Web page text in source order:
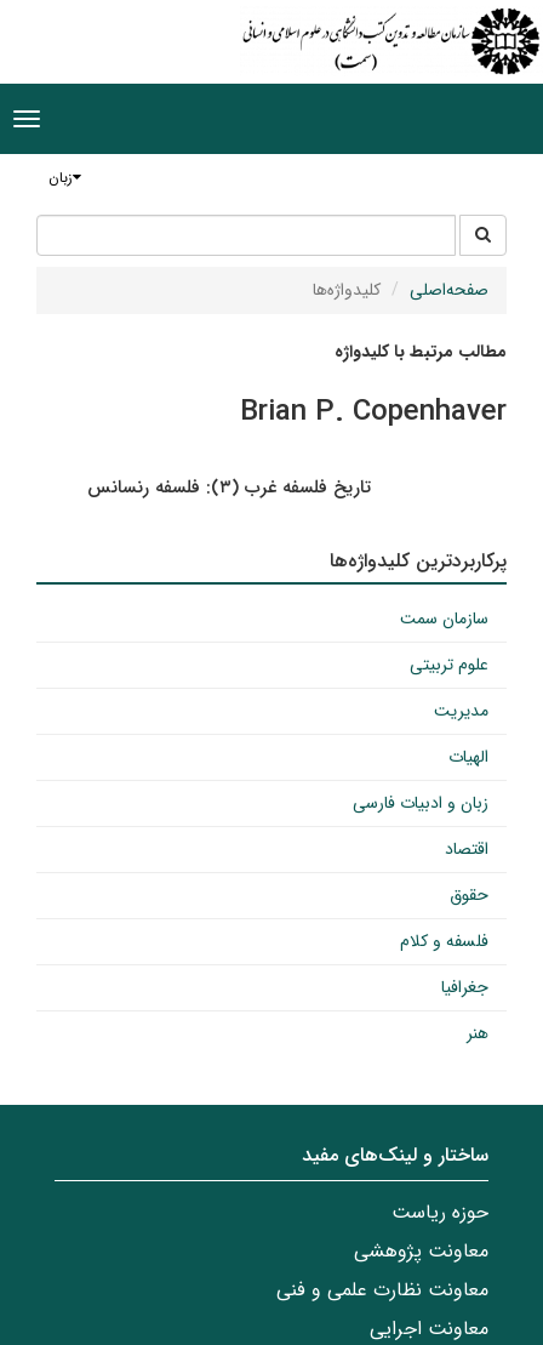
زبان
جستجو
در
سایت
صفحه‌اصلی کلیدواژه‌ها
مطالب مرتبط با کلیدواژه
Brian P. Copenhaver
تاریخ فلسفه غرب (۳): فلسفه رنسانس
پرکاربردترین کلیدواژه‌ها
سازمان سمت
علوم تربیتی
مدیریت
الهیات
زبان و ادبیات فارسی
اقتصاد
حقوق
فلسفه و کلام
جغرافیا
هنر
ساختار‌‌ و‌‌ لینک‌های مفید
حوزه ریاست
معاونت پژوهشی
معاونت نظارت علمی و فنی
معاونت اجرایی